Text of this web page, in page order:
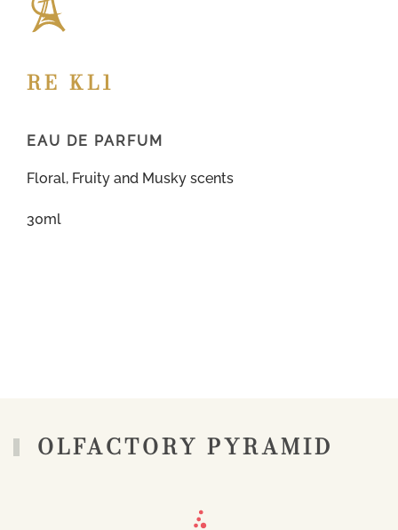
RE KL1
EAU DE PARFUM
Floral, Fruity and Musky scents
30ml
OLFACTORY PYRAMID